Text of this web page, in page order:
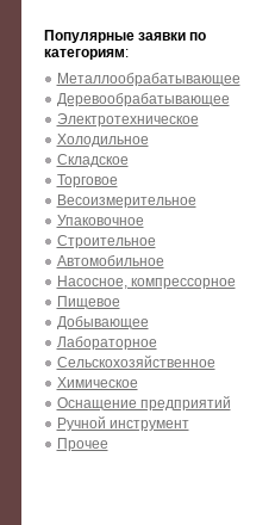
Популярные заявки по
категориям:
Металлообрабатывающее
Деревообрабатывающее
Электротехническое
Холодильное
Складское
Торговое
Весоизмерительное
Упаковочное
Строительное
Автомобильное
Насосное, компрессорное
Пищевое
Добывающее
Лабораторное
Сельскохозяйственное
Химическое
Оснащение предприятий
Ручной инструмент
Прочее